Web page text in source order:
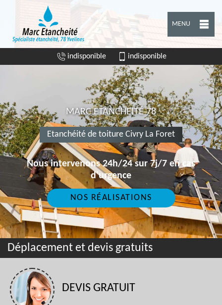
MENU
indisponible indisponible
MARC ETANCHEITÉ 78
Etanchéité de toiture Civry La Foret
Nous intervenons 24h/24 sur 7j/7 en cas
d'urgence
NOS RÉALISATIONS
Déplacement et devis gratuits
DEVIS GRATUIT